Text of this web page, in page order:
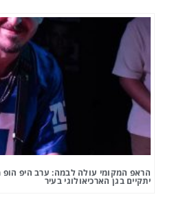
הראפ המקומי עולה לבמה: ערב היפ הופ
יתקיים בגן הארכיאולוגי בעיר